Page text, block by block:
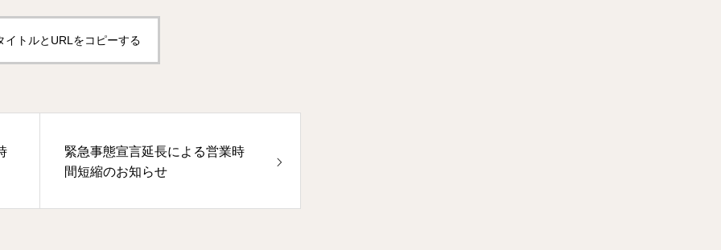
イトルとURLをコピーする
緊急事態宣言延長による営業時
間短縮のお知らせ